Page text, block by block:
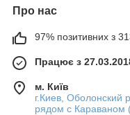
Про нас
97% позитивних з
Працює з
м. Київ
г.Киев, Оболонский
рядом с Караваном